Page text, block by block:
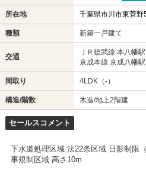
所在地 千葉県市川市東菅野
種類 新築一戸建て
交通
ＪＲ総武線 本八幡
京成本線 京成八幡
間取り 4LDK（-）
構造/階数 木造/地上2階建
セールスコメント
下水道処理区域 法22条区域 日影制限
事規制区域 高さ10m